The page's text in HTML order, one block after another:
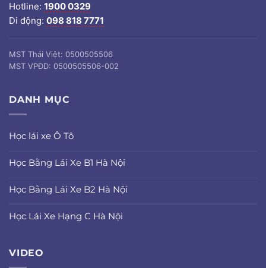
Hotline: 1900 0329
Di động: 098 818 7771
MST Thái Việt: 0500505506
MST VPĐD: 0500505506-002
DANH MỤC
Học lái xe Ô Tô
Học Bằng Lái Xe B1 Hà Nội
Học Bằng Lái Xe B2 Hà Nội
Học Lái Xe Hạng C Hà Nội
VIDEO